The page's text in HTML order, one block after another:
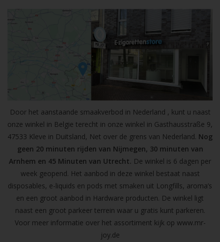
Door het aanstaande smaakverbod in Nederland , kunt u naast
onze winkel in Belgie terecht in onze winkel in Gasthausstraße 9,
47533 Kleve in Duitsland, Net over de grens van Nederland. Nog
geen 20 minuten rijden van Nijmegen, 30 minuten van
Arnhem en 45 Minuten van Utrecht. De winkel is 6 dagen per
week geopend. Het aanbod in deze winkel bestaat naast
disposables, e-liquids en pods met smaken uit Longfills, aroma’s
en een groot aanbod in Hardware producten. De winkel ligt
naast een groot parkeer terrein waar u gratis kunt parkeren.
Voor meer informatie over het assortiment kijk op www.mr-
joy.de